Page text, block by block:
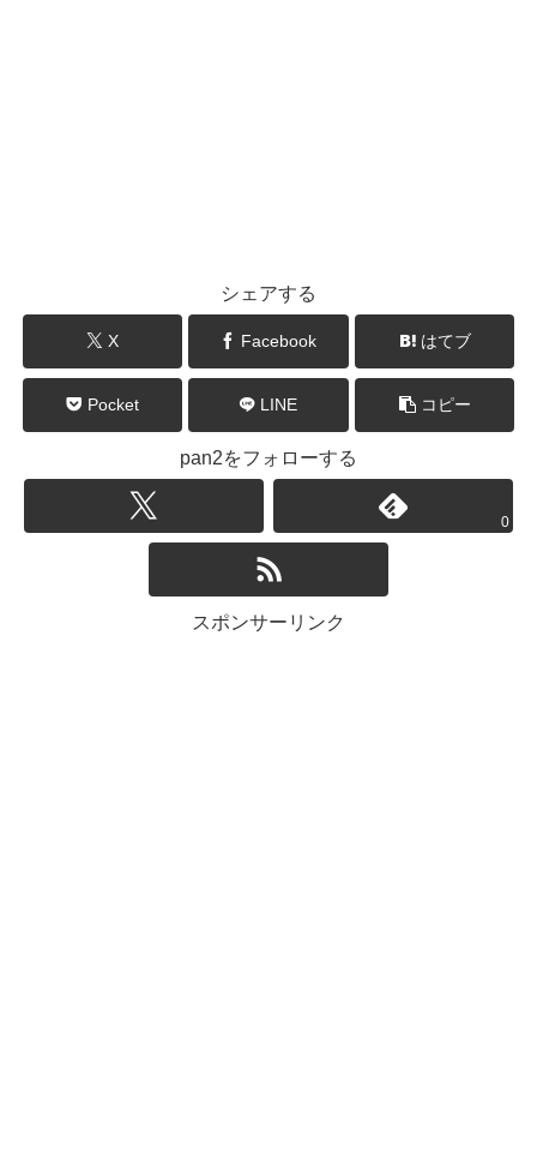
シェアする
X Facebook はてブ
Pocket LINE コピー
pan2をフォローする
0
スポンサーリンク